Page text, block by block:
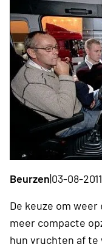
Beurzen|03-08-2011
De keuze om
meer compacte
hun vruchten af te